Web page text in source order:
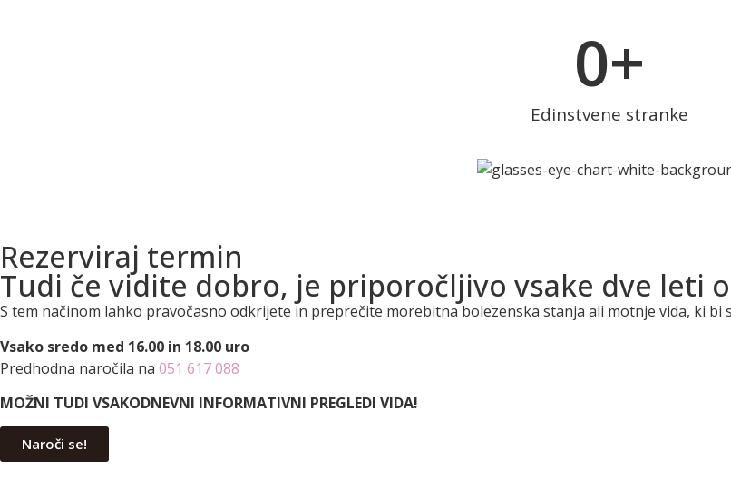
Edinstvene stranke
0+
Rezerviraj termin
Tudi če vidite dobro, je priporočljivo vsake dve leti
S tem načinom lahko pravočasno odkrijete in preprečite morebitna bolezenska stanja ali motnje vida, ki bi
Vsako sredo med 16.00 in 18.00 uro
Predhodna naročila na 051 617 088
MOŽNI TUDI VSAKODNEVNI INFORMATIVNI PREGLEDI VIDA!
Naroči se!